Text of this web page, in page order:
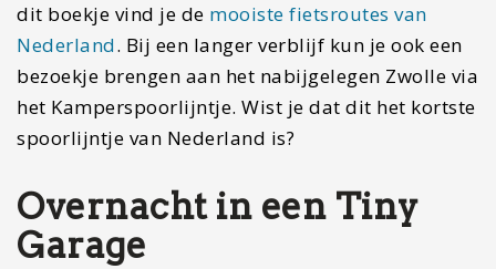
dit boekje vind je de mooiste fietsroutes van
Nederland. Bij een langer verblijf kun je ook een
bezoekje brengen aan het nabijgelegen Zwolle via
het Kamperspoorlijntje. Wist je dat dit het kortste
spoorlijntje van Nederland is?
Overnacht in een Tiny
Garage